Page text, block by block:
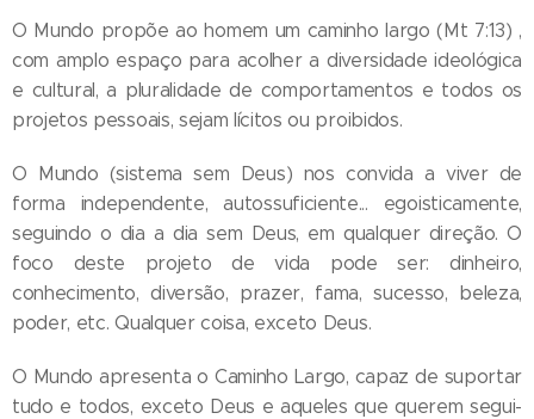
O Mundo propõe ao homem um caminho largo (Mt 7:13) ,
com amplo espaço para acolher a diversidade ideológica
e cultural, a pluralidade de comportamentos e todos os
projetos pessoais, sejam lícitos ou proibidos.
O Mundo (sistema sem Deus) nos convida a viver de
forma independente, autossuficiente... egoisticamente,
seguindo o dia a dia sem Deus, em qualquer direção. O
foco deste projeto de vida pode ser: dinheiro,
conhecimento, diversão, prazer, fama, sucesso, beleza,
poder, etc. Qualquer coisa, exceto Deus.
O Mundo apresenta o Caminho Largo, capaz de suportar
tudo e todos, exceto Deus e aqueles que querem segui-